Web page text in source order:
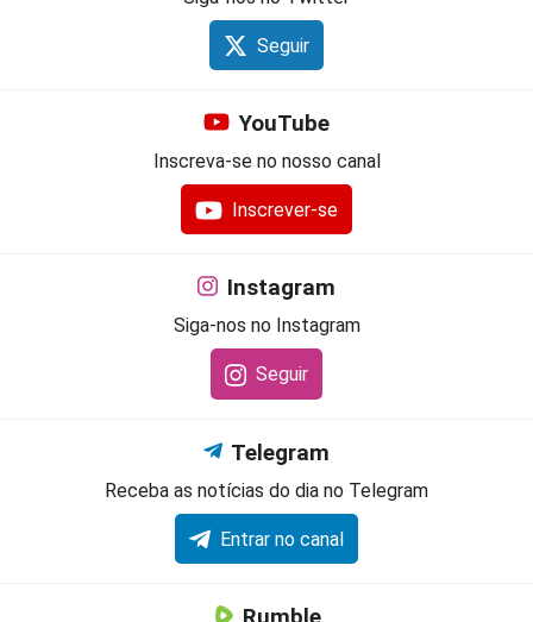
Seguir
YouTube
Inscreva-se no nosso canal
Inscrever-se
Instagram
Siga-nos no Instagram
Seguir
Telegram
Receba as notícias do dia no Telegram
Entrar no canal